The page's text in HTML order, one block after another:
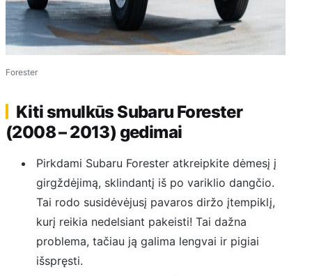
Forester
Kiti smulkūs Subaru Forester
(2008 – 2013) gedimai
Pirkdami Subaru Forester atkreipkite dėmesį į
girgždėjimą, sklindantį iš po variklio dangčio.
Tai rodo susidėvėjusį pavaros diržo įtempiklį,
kurį reikia nedelsiant pakeisti! Tai dažna
problema, tačiau ją galima lengvai ir pigiai
išspręsti.